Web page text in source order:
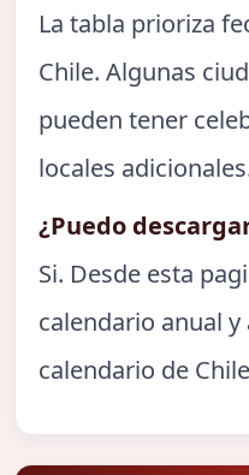
La tabla prioriza
Chile. Algunas
pueden tener
locales
¿Puedo
Si. Desde esta
calendario anual y
calendario de